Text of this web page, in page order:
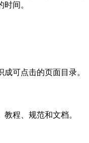
间。
可点击的页面目录。
程、规范和文档。